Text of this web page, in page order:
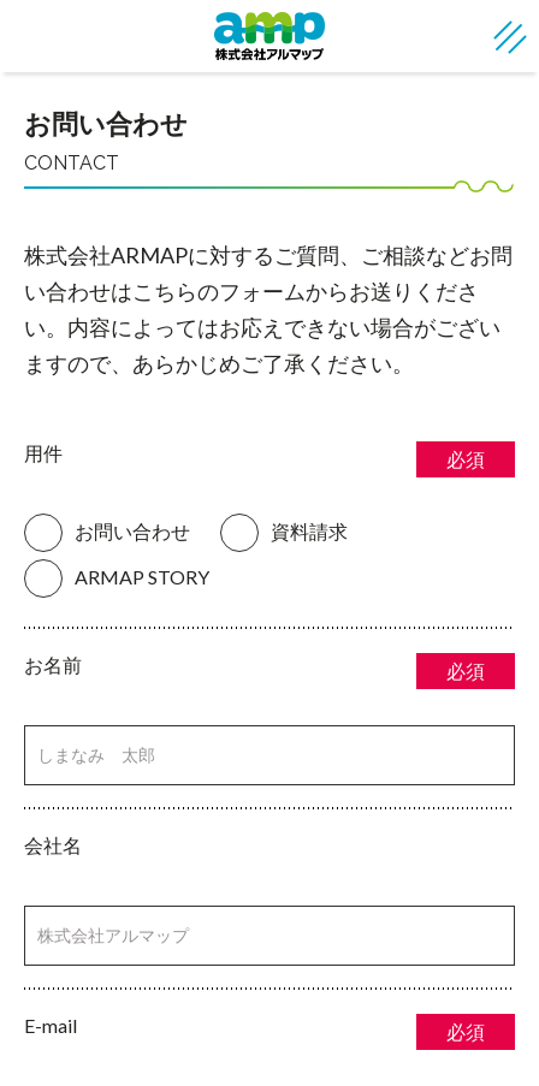
お問い合わせ
CONTACT
株式会社ARMAPに対するご質問、ご相談などお問
い合わせはこちらのフォームからお送りくださ
い。内容によってはお応えできない場合がござい
ますので、あらかじめご了承ください。
用件 必須
お問い合わせ
資料請求
ARMAP STORY
お名前 必須
会社名
E-mail 必須